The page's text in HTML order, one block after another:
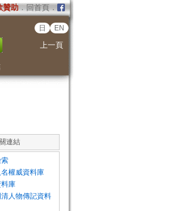
贊助．回首頁．
日 EN
上一頁
連結
權威資料庫
庫
人物傳記資料